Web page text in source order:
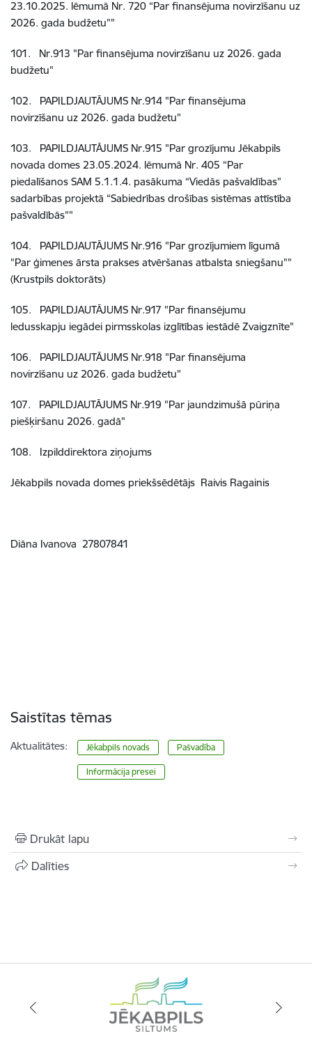
23.10.2025. lēmumā Nr. 720 “Par finansējuma novirzīšanu uz
2026. gada budžetu”"
101. Nr.913 "Par finansējuma novirzīšanu uz 2026. gada
budžetu"
102. PAPILDJAUTĀJUMS Nr.914 "Par finansējuma
novirzīšanu uz 2026. gada budžetu"
103. PAPILDJAUTĀJUMS Nr.915 "Par grozījumu Jēkabpils
novada domes 23.05.2024. lēmumā Nr. 405 “Par
piedalīšanos SAM 5.1.1.4. pasākuma “Viedās pašvaldības”
sadarbības projektā “Sabiedrības drošības sistēmas attīstība
pašvaldībās”"
104. PAPILDJAUTĀJUMS Nr.916 "Par grozījumiem līgumā
"Par ģimenes ārsta prakses atvēršanas atbalsta sniegšanu""
(Krustpils doktorāts)
105. PAPILDJAUTĀJUMS Nr.917 "Par finansējumu
ledusskapju iegādei pirmsskolas izglītības iestādē Zvaigznīte"
106. PAPILDJAUTĀJUMS Nr.918 "Par finansējuma
novirzīšanu uz 2026. gada budžetu"
107. PAPILDJAUTĀJUMS Nr.919 "Par jaundzimušā pūriņa
piešķiršanu 2026. gadā"
108. Izpilddirektora ziņojums
Jēkabpils novada domes priekšsēdētājs Raivis Ragainis
Diāna Ivanova 27807841
Saistītas tēmas
Aktualitātes: Jēkabpils novads Pašvadība
Informācija presei
Drukāt lapu
Dalīties